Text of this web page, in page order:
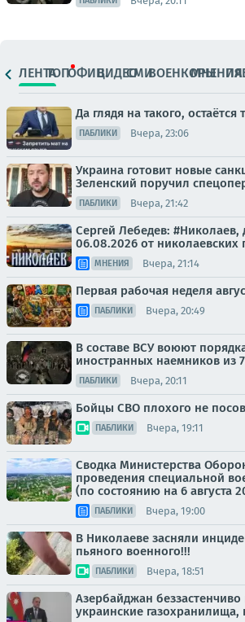
ЛЕНТАТОПОФИЦ.ВИДЕОСМИВОЕНКОРЫМНЕНИЯ
Да глядя на такого,
ПАБЛИКИ Вчера, 23:06
Украина готовит новые
Зеленский поручил
ПАБЛИКИ Вчера, 21:42
Сергей Лебедев: #Николаев,
06.08.2026 от николаевских
МНЕНИЯ Вчера, 21:14
Первая рабочая неделя
ПАБЛИКИ Вчера, 20:49
В составе ВСУ воюют
иностранных наемников из
ПАБЛИКИ Вчера, 20:11
Бойцы СВО плохого не
ПАБЛИКИ Вчера, 19:11
Сводка Министерства
проведения специальной
(по состоянию на 6 августа
ПАБЛИКИ Вчера, 19:00
В Николаеве засняли
пьяного военного!!!
ПАБЛИКИ Вчера, 18:51
Азербайджан
украинские газохранилища,